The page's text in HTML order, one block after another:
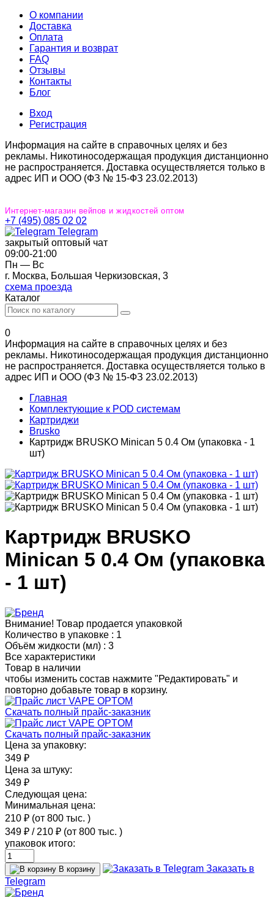
О компании
Доставка
Оплата
Гарантия и возврат
FAQ
Отзывы
Контакты
Блог
Вход
Регистрация
Информация на сайте в справочных целях и без
рекламы. Никотиносодержащая продукция дистанционно
не распространяется. Доставка осуществляется только в
адрес ИП и ООО (ФЗ № 15-ФЗ 23.02.2013)
Интернет-магазин вейпов и жидкостей оптом
+7 (495) 085 02 02
Telegram
закрытый оптовый чат
09:00‐21:00
Пн — Вс
г. Москва, Большая Черкизовская, 3
схема проезда
Каталог
0
Информация на сайте в справочных целях и без
рекламы. Никотиносодержащая продукция дистанционно
не распространяется. Доставка осуществляется только в
адрес ИП и ООО (ФЗ № 15-ФЗ 23.02.2013)
Главная
Комплектующие к POD системам
Картриджи
Brusko
Картридж BRUSKO Minican 5 0.4 Ом (упаковка - 1
шт)
Картридж BRUSKO
Minican 5 0.4 Ом (упаковка
- 1 шт)
Внимание! Товар продается упаковкой
Количество в упаковке : 1
Объём жидкости (мл) : 3
Все характеристики
Товар в наличии
чтобы изменить состав нажмите "Редактировать" и
повторно добавьте товар в корзину.
Скачать полный прайс-заказник
Скачать полный прайс-заказник
Цена за упаковку:
349 ₽
Цена за штуку:
349 ₽
Следующая цена:
Минимальная цена:
210 ₽ (от 800 тыс. )
349 ₽ / 210 ₽ (от 800 тыс. )
упаковок итого:
В корзину
Заказать в
Telegram